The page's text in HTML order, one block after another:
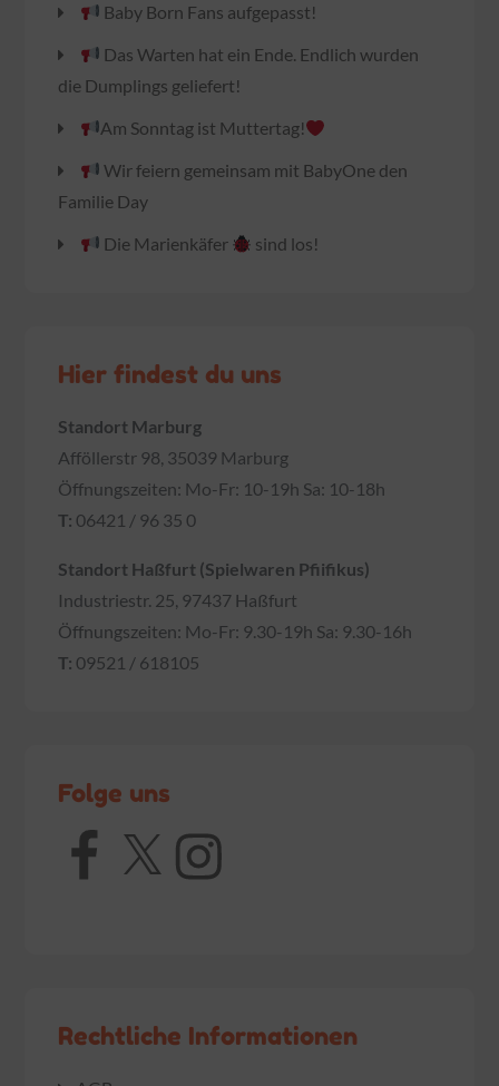
Baby Born Fans aufgepasst!
Das Warten hat ein Ende. Endlich wurden
die Dumplings geliefert!
Am Sonntag ist Muttertag!
Wir feiern gemeinsam mit BabyOne den
Familie Day
Die Marienkäfer
sind los!
Hier findest du uns
Standort Marburg
Afföllerstr 98, 35039 Marburg
Öffnungszeiten: Mo-Fr: 10-19h Sa: 10-18h
T: 06421 / 96 35 0
Standort Haßfurt (Spielwaren Pfiifikus)
Industriestr. 25, 97437 Haßfurt
Öffnungszeiten: Mo-Fr: 9.30-19h Sa: 9.30-16h
T: 09521 / 618105
Folge uns
Facebook
X Instagram
Rechtliche Informationen